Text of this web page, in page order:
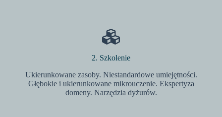
2. Szkolenie
Ukierunkowane zasoby. Niestandardowe umiejętności.
Głębokie i ukierunkowane mikrouczenie. Ekspertyza
domeny. Narzędzia dyżurów.